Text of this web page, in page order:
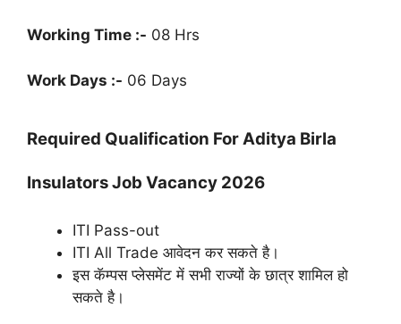
Working Time :- 08 Hrs
Work Days :- 06 Days
Required Qualification For Aditya Birla
Insulators Job Vacancy 2026
ITI Pass-out
ITI All Trade आवेदन कर सकते है।
इस कॅम्पस प्लेसमेंट में सभी राज्यों के छात्र शामिल हो
सकते है।